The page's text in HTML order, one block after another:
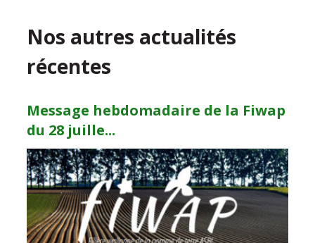
Nos autres actualités
récentes
Message hebdomadaire de la Fiwap
du 28 juille...